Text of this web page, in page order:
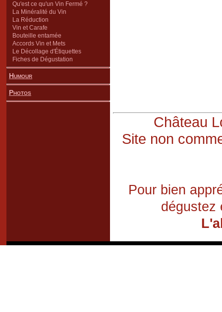
Qu'est ce qu'un Vin Fermé ?
La Minéralité du Vin
La Réduction
Vin et Carafe
Bouteille entamée
Accords Vin et Mets
Le Décollage d'Étiquettes
Fiches de Dégustation
Humour
Photos
Château
Site non
Pour bien
dégustez